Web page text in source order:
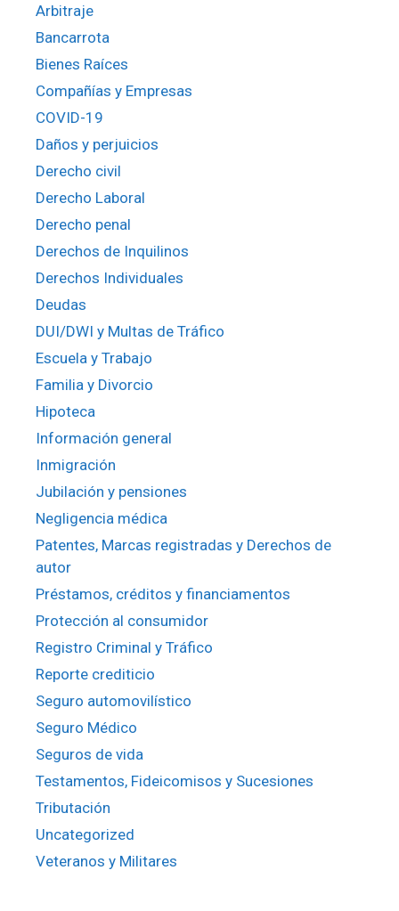
Arbitraje
Bancarrota
Bienes Raíces
Compañías y Empresas
COVID-19
Daños y perjuicios
Derecho civil
Derecho Laboral
Derecho penal
Derechos de Inquilinos
Derechos Individuales
Deudas
DUI/DWI y Multas de Tráfico
Escuela y Trabajo
Familia y Divorcio
Hipoteca
Información general
Inmigración
Jubilación y pensiones
Negligencia médica
Patentes, Marcas registradas y Derechos de
autor
Préstamos, créditos y financiamentos
Protección al consumidor
Registro Criminal y Tráfico
Reporte crediticio
Seguro automovilístico
Seguro Médico
Seguros de vida
Testamentos, Fideicomisos y Sucesiones
Tributación
Uncategorized
Veteranos y Militares